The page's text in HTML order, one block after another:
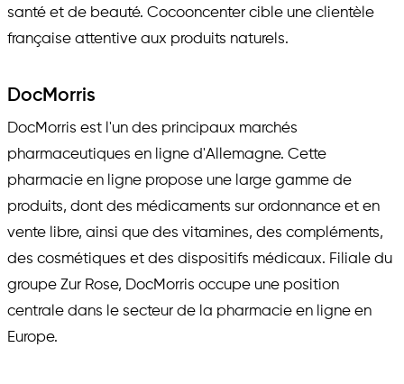
santé et de beauté. Cocooncenter cible une clientèle
française attentive aux produits naturels.
DocMorris
DocMorris est l'un des principaux marchés
pharmaceutiques en ligne d'Allemagne. Cette
pharmacie en ligne propose une large gamme de
produits, dont des médicaments sur ordonnance et en
vente libre, ainsi que des vitamines, des compléments,
des cosmétiques et des dispositifs médicaux. Filiale du
groupe Zur Rose, DocMorris occupe une position
centrale dans le secteur de la pharmacie en ligne en
Europe.